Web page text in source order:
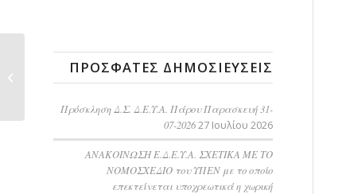
ΠΡΌΣΦΑΤΕΣ ΔΗΜΟΣΙΕΎΣΕΙΣ
Πρόσκληση Δ.Σ. Δ.Ε.Υ.Α. Πάρου Παρασκευή 31-
07-202627 Ιουλίου 2026
ΑΝΑΚΟΙΝΩΣΗ Ε.Δ.Ε.Υ.Α. ΣΧΕΤΙΚΑ ΜΕ ΤΟ
ΝΟΜΟΣΧΕΔΙΟ του ΥΠΕΝ με το οποίο
επεκτείνεται υποχρεωτικά η χωρική
γεωτρήσεων στον